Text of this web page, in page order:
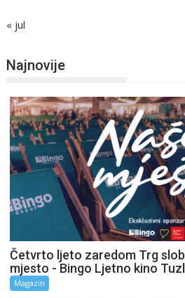
« jul
Najnovije
Četvrto ljeto zaredom Trg
mjesto - Bingo Ljetno kino
Magazin